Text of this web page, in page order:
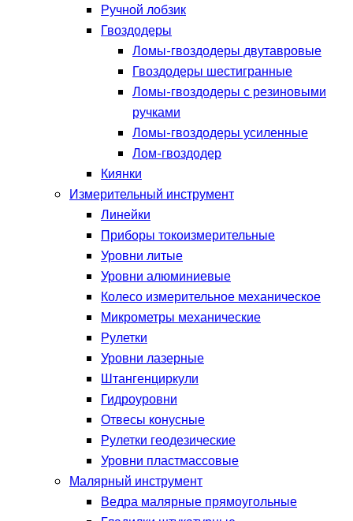
Ручной лобзик
Гвоздодеры
Ломы-гвоздодеры двутавровые
Гвоздодеры шестигранные
Ломы-гвоздодеры с резиновыми
ручками
Ломы-гвоздодеры усиленные
Лом-гвоздодер
Киянки
Измерительный инструмент
Линейки
Приборы токоизмерительные
Уровни литые
Уровни алюминиевые
Колесо измерительное механическое
Микрометры механические
Рулетки
Уровни лазерные
Штангенциркули
Гидроуровни
Отвесы конусные
Рулетки геодезические
Уровни пластмассовые
Малярный инструмент
Ведра малярные прямоугольные